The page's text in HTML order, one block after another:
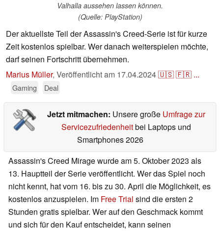
Valhalla aussehen lassen können.
(Quelle: PlayStation)
Der aktuellste Teil der Assassin's Creed-Serie ist für kurze
Zeit kostenlos spielbar. Wer danach weiterspielen möchte,
darf seinen Fortschritt übernehmen.
Marius Müller, Veröffentlicht am 17.04.2024🇺🇸🇫🇷 ...
Gaming Deal
Jetzt mitmachen: Unsere große Umfrage zur
Servicezufriedenheitbei Laptops und
Smartphones 2026
Assassin's Creed Mirage wurde am 5. Oktober 2023 als
13. Hauptteil der Serie veröffentlicht. Wer das Spiel noch
nicht kennt, hat vom 16. bis zu 30. April die Möglichkeit, es
kostenlos anzuspielen. Im Free Trial sind die ersten 2
Stunden gratis spielbar. Wer auf den Geschmack kommt
und sich für den Kauf entscheidet, kann seinen